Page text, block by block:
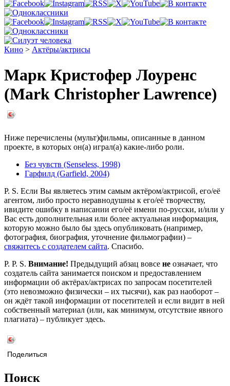
Кино > Актёры/актрисы
Марк Кристофер Лоуренс
(Mark Christopher Lawrence)
Ниже перечислены (мульт)фильмы, описанные в данном
проекте, в которых он(а) играл(а) какие-либо роли.
Без чувств (Senseless, 1998)
Гарфилд (Garfield, 2004)
P. S. Если Вы являетесь этим самым актёром/актрисой, его/её
агентом, либо просто неравнодушны к его/её творчеству,
ивидите ошибку в написании его/её имени по-русски, и/или у
Вас есть дополнительная или более актуальная информация,
которую можно было бы здесь опубликовать (например,
фотография, биография, уточнение фильмографии) –
свяжитесь с создателем сайта. Спасибо.
P. P. S. Внимание! Предыдущий абзац вовсе не означает, что
создатель сайта занимается поиском и предоставлением
информации об актёрах/актрисах по запросам посетителей
(это невозможно физически – их тысячи), как раз наоборот –
он ждёт такой информации от посетителей и если видит в ней
собственный материал (или, как минимум, отсутствие явного
плагиата) – публикует здесь.
Поделиться
Поиск